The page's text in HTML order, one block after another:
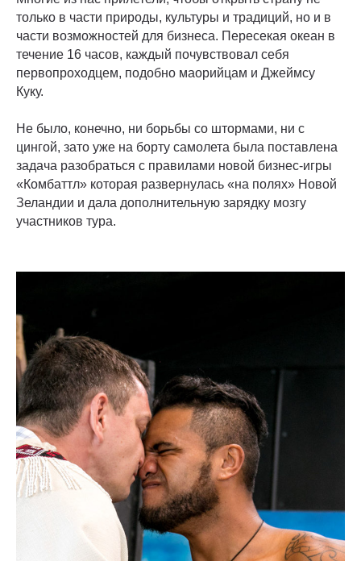
только в части природы, культуры и традиций, но и в
части возможностей для бизнеса. Пересекая океан в
течение 16 часов, каждый почувствовал себя
первопроходцем, подобно маорийцам и Джеймсу
Куку.
Не было, конечно, ни борьбы со штормами, ни с
цингой, зато уже на борту самолета была поставлена
задача разобраться с правилами новой бизнес-игры
«Комбаттл» которая развернулась «на полях» Новой
Зеландии и дала дополнительную зарядку мозгу
участников тура.